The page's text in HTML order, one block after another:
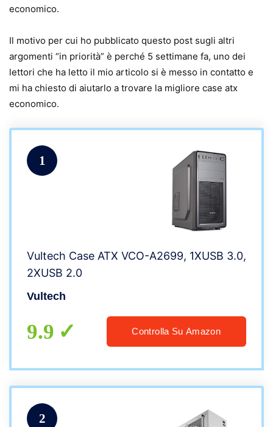
economico.
Il motivo per cui ho pubblicato questo post sugli altri
argomenti “in priorità” è perché 5 settimane fa, uno dei
lettori che ha letto il mio articolo si è messo in contatto e
mi ha chiesto di aiutarlo a trovare la migliore case atx
economico.
1
Vultech Case ATX VCO-A2699, 1XUSB 3.0,
2XUSB 2.0
Vultech
9.9 Controlla Su Amazon
2